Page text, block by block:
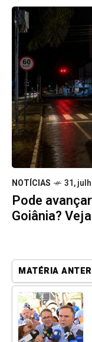
NOTÍCIAS 31,
Pode
Goiânia?
MATÉRIA